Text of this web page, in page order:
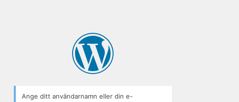
Ange ditt användarnamn eller din e-